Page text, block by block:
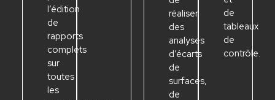
l’édition
de
rapports
complets
sur
toutes
les
réaliser
des
analyses
d’écarts
de
surfaces,
de
de
tableaux
de
contrôle.